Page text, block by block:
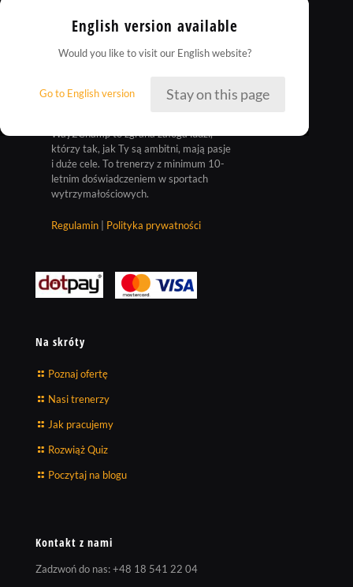
Way2Champ to zgrana załoga ludzi,
którzy tak, jak Ty są ambitni, mają pasje
i duże cele. To trenerzy z minimum 10-
letnim doświadczeniem w sportach
wytrzymałościowych.
Regulamin Polityka prywatności
Na skróty
Poznaj ofertę
Nasi trenerzy
Jak pracujemy
Rozwiąż Quiz
Poczytaj na blogu
Kontakt z nami
Zadzwoń do nas:+48 18 541 22 04
English version available
Would you like to visit our English website?
Go to English version Stay on this page